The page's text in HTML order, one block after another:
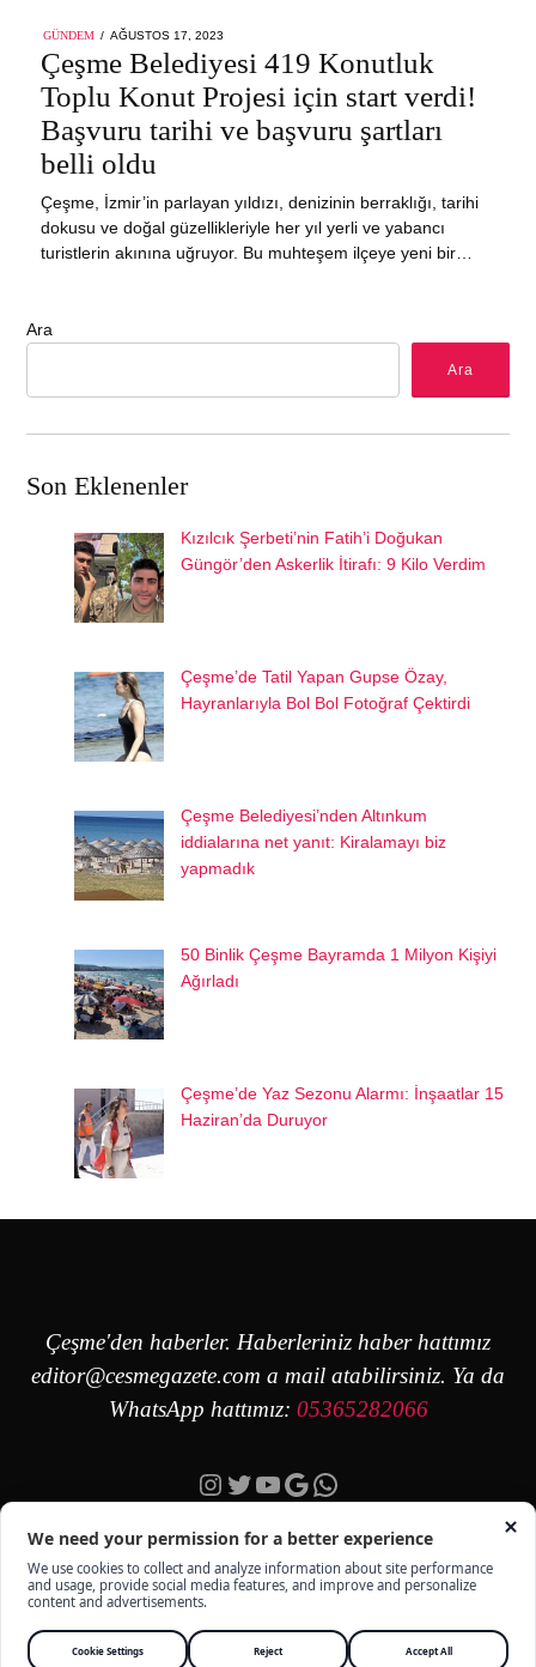
GÜNDEM
POSTED
AĞUSTOS 17, 2023
Çeşme Belediyesi 419 Konutluk
Toplu Konut Projesi için start verdi!
Başvuru tarihi ve başvuru şartları
belli oldu
Çeşme, İzmir’in parlayan yıldızı, denizinin berraklığı, tarihi
dokusu ve doğal güzellikleriyle her yıl yerli ve yabancı
turistlerin akınına uğruyor. Bu muhteşem ilçeye yeni bir…
Ara
Ara
Son Eklenenler
Kızılcık Şerbeti’nin Fatih’i Doğukan
Güngör’den Askerlik İtirafı: 9 Kilo Verdim
Çeşme’de Tatil Yapan Gupse Özay,
Hayranlarıyla Bol Bol Fotoğraf Çektirdi
Çeşme Belediyesi’nden Altınkum
iddialarına net yanıt: Kiralamayı biz
yapmadık
50 Binlik Çeşme Bayramda 1 Milyon Kişiyi
Ağırladı
Çeşme’de Yaz Sezonu Alarmı: İnşaatlar 15
Haziran’da Duruyor
Çeşme'den haberler. Haberleriniz haber hattımız
editor@cesmegazete.com a mail atabilirsiniz. Ya da
WhatsApp hattımız: 05365282066
Instagram
Twitter
YouTube
Google
https://wa.me/
ÇEŞME GAZETE - TÜM HAKKI SAKLIDIR - KÜNYE